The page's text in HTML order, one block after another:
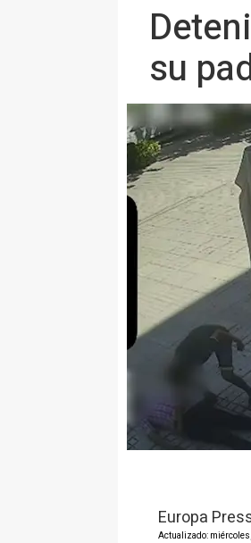
su
Europa
Actualizado: